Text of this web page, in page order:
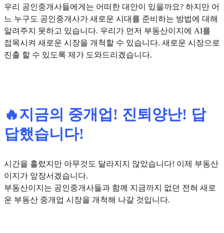
우리 공인중개사들에게는 어떠한 대안이 있을까요? 하지만 어
느 누구도 공인중개사가 새로운 시대를 준비하는 방법에 대해
알려주지 못하고 있습니다. 우리가 먼저 부동산이지에 AI를
접목시켜 새로운 시장을 개척할 수 있습니다. 새로운 시장으로
진출 할 수 있도록 제가 도와드리겠습니다.
🔥지금의 중개업! 진퇴양난! 답
답했습니다!
시간을 흘렀지만 아무것도 달라지지 않았습니다! 이제 부동산
이지가 앞장서겠습니다.
부동산이지는 공인중개사들과 함께 지금까지 없던 전혀 새로
운 부동산 중개업 시장을 개척해 나갈 것입니다.